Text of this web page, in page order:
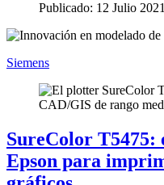
Publicado: 12 Julio 2021
Siemens
SureColor T5475:
Epson para